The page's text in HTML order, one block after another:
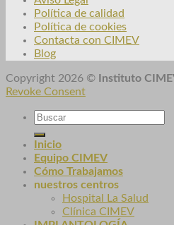
Política de calidad
Política de cookies
Contacta con CIMEV
Blog
Copyright 2026 ©
Instituto
Revoke Consent
Inicio
Equipo CIMEV
Cómo Trabajamos
nuestros centros
Hospital La Salud
Clínica CIMEV